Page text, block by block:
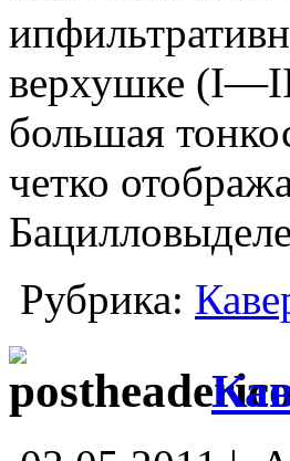
верхушке (I—II
большая
четко
Рубрика: